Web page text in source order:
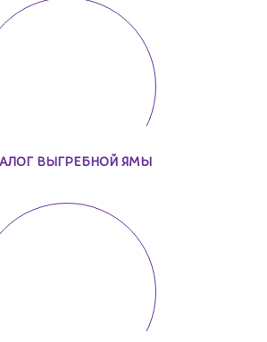
ВЫГРЕБНОЙ ЯМЫ